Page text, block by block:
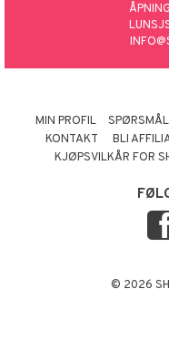
MIN PROFIL
KONTAKT
BLI
KJØPSVILKÅR FOR
© 2026